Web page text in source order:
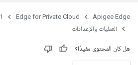
Apigee Edge
Edge for Private Cloud
العمليات والإعدادات
هل كان المحتوى مفيدًا؟